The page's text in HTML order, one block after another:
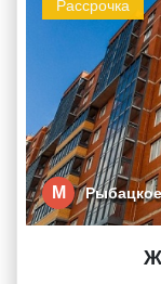
Рассрочка
М Рыбацкое